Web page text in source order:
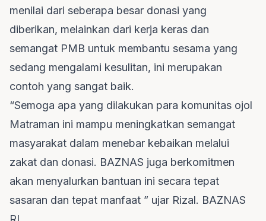
menilai dari seberapa besar donasi yang
diberikan, melainkan dari kerja keras dan
semangat PMB untuk membantu sesama yang
sedang mengalami kesulitan, ini merupakan
contoh yang sangat baik.
“Semoga apa yang dilakukan para komunitas ojol
Matraman ini mampu meningkatkan semangat
masyarakat dalam menebar kebaikan melalui
zakat dan donasi. BAZNAS juga berkomitmen
akan menyalurkan bantuan ini secara tepat
sasaran dan tepat manfaat ” ujar Rizal. BAZNAS